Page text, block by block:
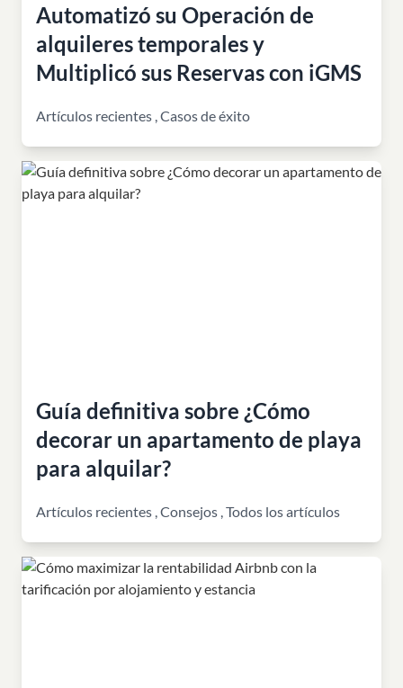
Automatizó su Operación de
alquileres temporales y
Multiplicó sus Reservas con iGMS
Artículos recientes ,Casos de éxito
Guía definitiva sobre ¿Cómo
decorar un apartamento de playa
para alquilar?
Artículos recientes ,Consejos ,Todos los artículos